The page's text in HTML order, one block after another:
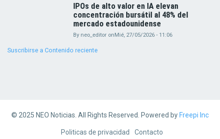
IPOs de alto valor en IA elevan
concentración bursátil al 48% del
mercado estadounidense
By neo_editor onMié, 27/05/2026 - 11:06
Suscribirse a Contenido reciente
© 2025 NEO Noticias. All Rights Reserved. Powered byFreepi Inc
Politicas de privacidad Contacto